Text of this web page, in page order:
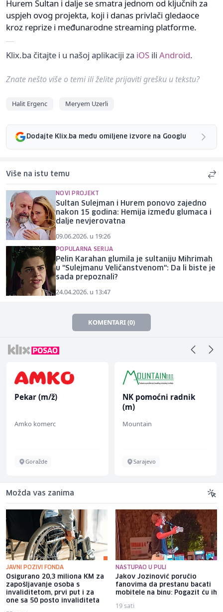
Hurem Sultan i dalje se smatra jednom od ključnih za
uspjeh ovog projekta, koji i danas privlači gledaoce
kroz reprize i međunarodne streaming platforme.
Klix.ba čitajte i u našoj aplikaciji za iOS ili Android.
Znate nešto više o temi ili želite prijaviti grešku u tekstu?
Halit Ergenc Meryem Uzerli
Dodajte Klix.ba među omiljene izvore na Googlu
Više na istu temu
NOVI PROJEKT
Sultan Sulejman i Hurem ponovo zajedno
nakon 15 godina: Hemija između glumaca i
dalje nevjerovatna
09.06.2026. u 19:26
POPULARNA SERIJA
Pelin Karahan glumila je sultaniju Mihrimah
u "Sulejmanu Veličanstvenom": Da li biste je
sada prepoznali?
24.04.2026. u 13:47
KOMENTARI (0)
Pekar (m/ž)
Amko komerc
Goražde
NK pomoćni radnik
(m)
Mountain
Sarajevo
Možda vas zanima
JAVNI POZIVI FONDA
Osigurano 20,3 miliona KM za
zapošljavanje osoba s
invaliditetom, prvi put i za
one sa 50 posto invaliditeta
NASTUPAO U PULI
Jakov Jozinović poručio
fanovima da prestanu bacati
mobitele na binu: Pogazit ću ih
19 sati